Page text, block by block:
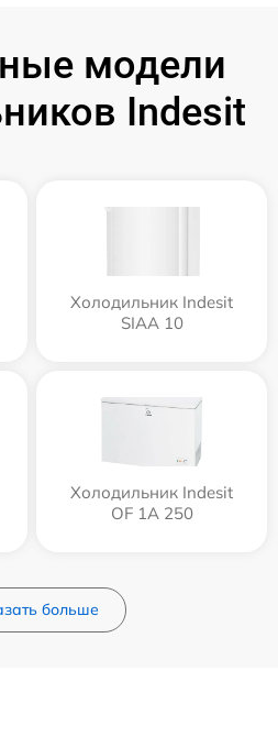
модели
Indesit
Холодильник Indesit
SIAA 10
Холодильник Indesit
OF 1A 250
больше